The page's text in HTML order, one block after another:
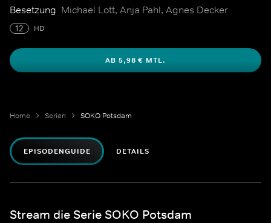
Besetzung Michael Lott, Anja Pahl, Agnes Decker
12 HD
AB 5,98 € MTL.
Home Serien SOKO Potsdam
EPISODENGUIDE DETAILS
Stream die Serie SOKO Potsdam